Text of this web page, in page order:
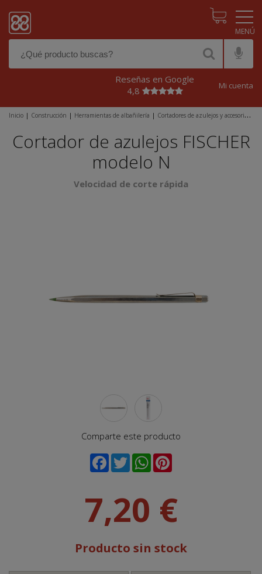
Reseñas en Google
4,8
Mi cuenta
Inicio | Construcción | Herramientas de albañilería | Cortadores de azulejos y accesorios
Comparte este producto
Cortador de azulejos FISCHER
modelo N
Velocidad de corte rápida
7,20 €
Producto sin stock